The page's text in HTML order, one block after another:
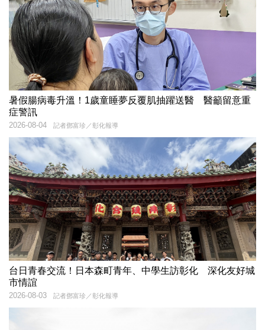
暑假腸病毒升溫！1歲童睡夢反覆肌抽躍送醫 醫籲留意重
症警訊
記者鄧富珍／彰化報導
2026-08-04
台日青春交流！日本森町青年、中學生訪彰化 深化友好城
市情誼
記者鄧富珍／彰化報導
2026-08-03